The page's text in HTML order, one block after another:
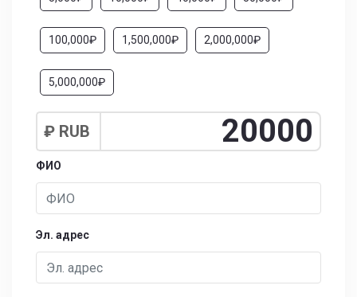
100,000₽ 1,500,000₽ 2,000,000₽
5,000,000₽
₽ RUB
ФИО
Эл. адрес